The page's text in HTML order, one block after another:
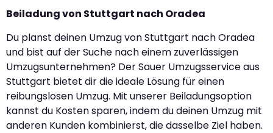
Beiladung von Stuttgart nach Oradea
Du planst deinen Umzug von Stuttgart nach Oradea
und bist auf der Suche nach einem zuverlässigen
Umzugsunternehmen? Der Sauer Umzugsservice aus
Stuttgart bietet dir die ideale Lösung für einen
reibungslosen Umzug. Mit unserer Beiladungsoption
kannst du Kosten sparen, indem du deinen Umzug mit
anderen Kunden kombinierst, die dasselbe Ziel haben.